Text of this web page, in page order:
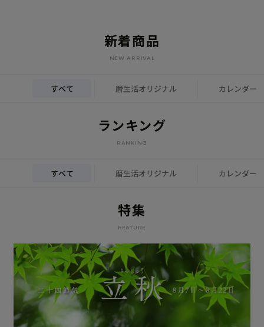
新着商品
NEW ARRIVAL
すべて 暦生活オリジナル カレンダー
ランキング
RANKING
すべて 暦生活オリジナル カレンダー
特集
FEATURE